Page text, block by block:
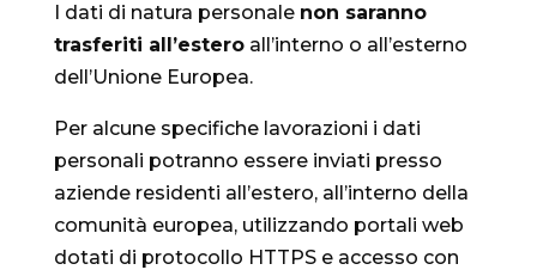
I dati di natura personale non saranno
trasferiti all’esteroall’interno o all’esterno
dell’Unione Europea.
Per alcune specifiche lavorazioni i dati
personali potranno essere inviati presso
aziende residenti all’estero, all’interno della
comunità europea, utilizzando portali web
dotati di protocollo HTTPS e accesso con